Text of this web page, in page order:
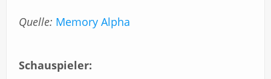
Quelle: Memory Alpha
Schauspieler: